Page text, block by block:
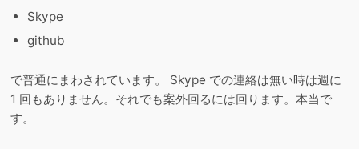
Skype
github
で普通にまわされています。 Skype での連絡は無い時は週に
1 回もありません。それでも案外回るには回ります。本当で
す。